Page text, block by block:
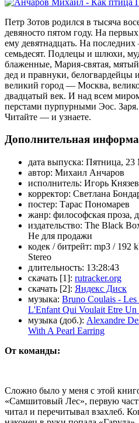
Петр Зотов родился в тысяча
девяносто пятом году. На
ему девятнадцать. На последних
семьдесят. Подлецы и шлюхи,
блаженные, Мария-святая,
дед и правнуки, белогвардейцы
великий город — Москва,
двадцатый век. И над всем
перстами пурпурными Эос.
Читайте — и узнаете.
Дополнительная
дата выпуска: Пятница, 23
автор: Михаил Анчаров
исполнитель: Игорь Князев
корректор: Светлана
постер: Тарас Пономарев
жанр: философская проза,
издательство: The Black
Не для продажи
кодек / битрейт: mp3 / 192
Stereo
длительность: 13:28:43
скачать [1]: rutracker.org
скачать [2]: Яндекс Диск
музыка: Bruno Coulais - Les
L'Enfant Qui Voulait Etre Un
музыка (доб.): Alexandre
With A Pearl Earring
От команды:
Сложно было у меня с этой
«Самшитовый Лес», первую
читал и перечитывал взахлеб.